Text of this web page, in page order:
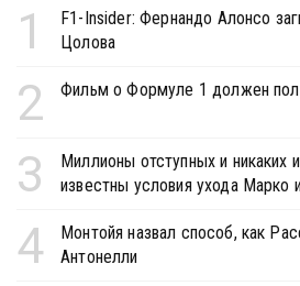
1
F1-Insider: Фернандо Алонсо
Цолова
2 Фильм о Формуле 1 должен
3
Миллионы отступных и никаких
известны условия ухода Марко
4
Монтойя назвал способ, как
Антонелли